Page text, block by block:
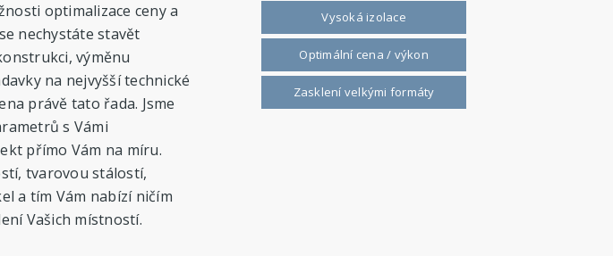
optimalizace ceny a
nechystáte stavět
výměnu
na nejvyšší technické
právě tato řada. Jsme
s Vámi
přímo Vám na míru.
tvarovou stálostí,
a tím Vám nabízí ničím
Vašich místností.
Vysoká izolace
Optimální cena / výkon
Zasklení velkými formáty